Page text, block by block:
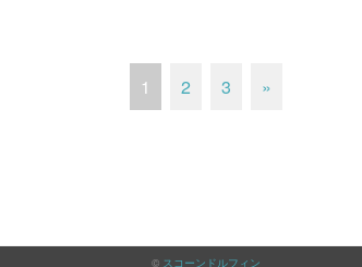
1 2 3 »
© スコーンドルフィン